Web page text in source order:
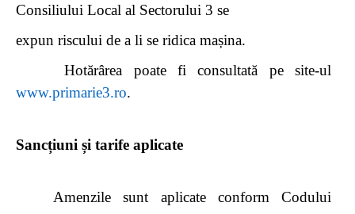
Consiliului Local al Sectorului 3 se
expun riscului de a li se ridica mașina.
Hotărârea poate fi consultată pe site-ul
www.primarie3.ro.
Sancțiuni și tarife aplicate
Amenzile sunt aplicate conform Codului